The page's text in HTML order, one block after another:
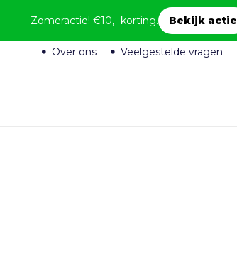
Over ons Veelgestelde vragen
Zomeractie! €10,- korting. Bekijk actie